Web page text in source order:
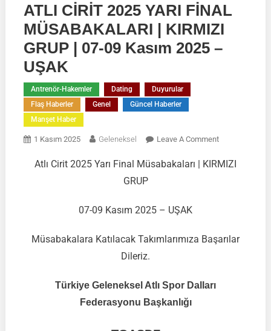
ATLI CİRİT 2025 YARI FİNAL
MÜSABAKALARI | KIRMIZI
GRUP | 07-09 Kasım 2025 –
UŞAK
Antrenör-Hakemler Dating
Duyurular
Flaş Haberler
Genel
Güncel Haberler
Manşet Haber
1 Kasım 2025 Geleneksel Leave A CommentOn
CİRİT
|
Atlı Cirit 2025 Yarı Final Müsabakaları | KIRMIZI
GRUP
07-09 Kasım 2025 – UŞAK
Müsabakalara Katılacak Takımlarımıza Başarılar
Dileriz.
Türkiye Geleneksel Atlı Spor Dalları
Federasyonu Başkanlığı